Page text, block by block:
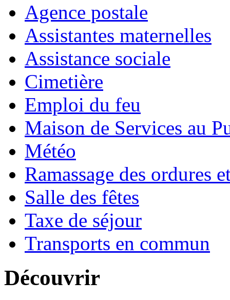
Agence postale
Assistantes maternelles
Assistance sociale
Cimetière
Emploi du feu
Maison de Services au
Météo
Ramassage des ordures
Salle des fêtes
Taxe de séjour
Transports en commun
Découvrir